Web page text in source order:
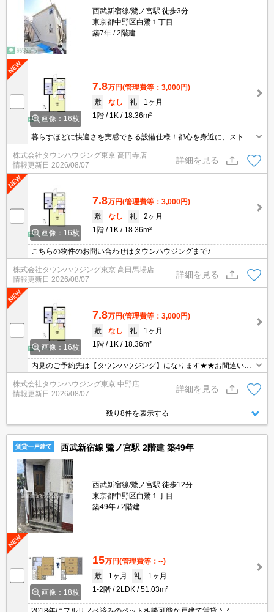
西武新宿線/鷺ノ宮駅 徒歩3分
東京都中野区白鷺１丁目
築7年
2階建
画像：16枚
7.8万円(管理費等：3,000円)
敷
なし 礼
1ヶ月
1階
1K 18.36m²
暮らすほどに快適さを実感できる設備仕様！都心を身近に、ストレ
街！！
株式会社タウンハウジング東京 高円寺店
情報更新日 2026/08/07
詳細を見る
画像：16枚
7.8万円(管理費等：3,000円)
敷
なし 礼
2ヶ月
1階
1K 18.36m²
こちらの物件のお問い合わせはタウンハウジングまで♪
株式会社タウンハウジング東京 高田馬場店
情報更新日 2026/08/07
詳細を見る
画像：16枚
7.8万円(管理費等：3,000円)
敷
なし 礼
1ヶ月
1階
1K 18.36m²
内見のご予約先は【タウンハウジング】になります★★お間違いな
株式会社タウンハウジング東京 中野店
情報更新日 2026/08/07
詳細を見る
残り8件を表示する
賃貸一戸建て 西武新宿線 鷺ノ宮駅 2階建 築49年
西武新宿線/鷺ノ宮駅 徒歩12分
東京都中野区白鷺１丁目
築49年
2階建
画像：18枚
15万円(管理費等：--)
敷
1ヶ月 礼
1ヶ月
1-2階
2LDK 51.03m²